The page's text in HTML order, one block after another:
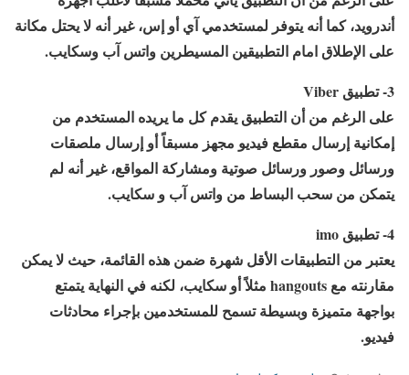
أندرويد، كما أنه يتوفر لمستخدمي آي أو إس، غير أنه لا يحتل مكانة
على الإطلاق امام التطبيقين المسيطرين واتس آب وسكايب.
3- تطبيق Viber
على الرغم من أن التطبيق يقدم كل ما يريده المستخدم من
إمكانية إرسال مقطع فيديو مجهز مسبقاً أو إرسال ملصقات
ورسائل وصور ورسائل صوتية ومشاركة المواقع، غير أنه لم
يتمكن من سحب البساط من واتس آب و سكايب.
4- تطبيق imo
يعتبر من التطبيقات الأقل شهرة ضمن هذه القائمة، حيث لا يمكن
مقارنته مع hangouts مثلاً أو سكايب، لكنه في النهاية يتمتع
بواجهة متميزة وبسيطة تسمح للمستخدمين بإجراء محادثات
فيديو.